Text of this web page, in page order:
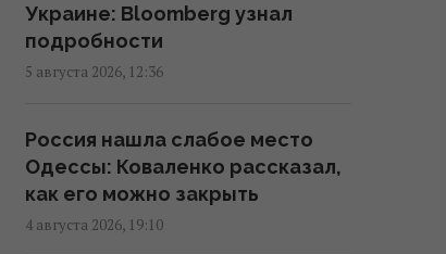
Нацбанк ужесточил гривню к
евро: официальный курс валют
на понедельник
Действительно ли семейная
упаковка выгодна: эксперты
раскрыли неочевидный нюанс
Украине: Bloomberg узнал
подробности
5 августа 2026, 12:36
Россия нашла слабое место
Одессы: Коваленко рассказал,
как его можно закрыть
4 августа 2026, 19:10